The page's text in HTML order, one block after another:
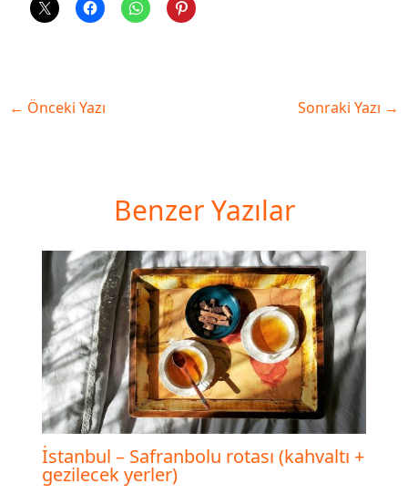
← Önceki Yazı Sonraki Yazı →
Benzer Yazılar
İstanbul – Safranbolu rotası (kahvaltı +
gezilecek yerler)